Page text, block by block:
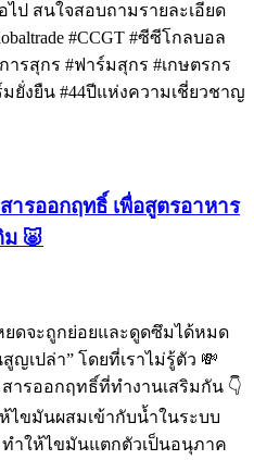
ไป สนใจสอบถามรายละเอียด
#CCGT #ซีซีโกลบอล
รสุกร #ฟาร์มสุกร #เกษตรกร
ยั่งยืน #44ปีแห่งความเชี่ยวชาญ
ารออกฤทธิ์ เพื่อสูตรอาหาร
🐷
ดจะถูกย่อยและดูดซึมได้หมด
ญเปล่า” โดยที่เราไม่รู้ตัว 💸
ารออกฤทธิ์ที่ทำงานเสริมกัน 👇
ให้ไขมันผสมเข้ากับน้ำในระบบ
ทำให้ไขมันแตกตัวเป็นอนุภาค